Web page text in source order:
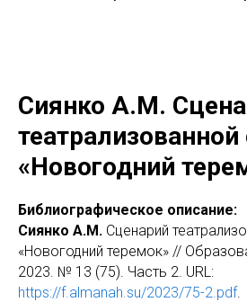
Сиянко А.М.
театрализованной
«Новогодний
Библиографическое описание:
Сиянко А.М. Сценарий
«Новогодний теремок» //
2023. № 13 (75). Часть 2. URL:
https://f.almanah.su/2023/75-2.pdf.